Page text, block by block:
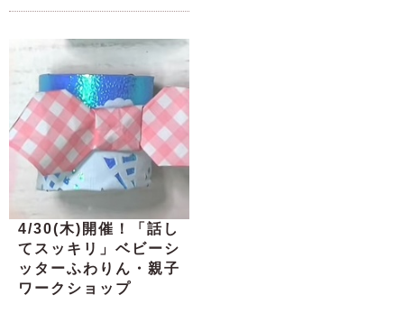
4/30(木)開催！「話し
てスッキリ」ベビーシ
ッターふわりん・親子
ワークショップ